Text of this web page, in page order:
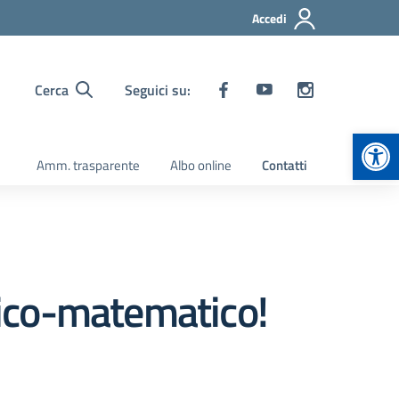
Accedi
Cerca Seguici su:
Amm. trasparente Albo online Contatti
matematico!